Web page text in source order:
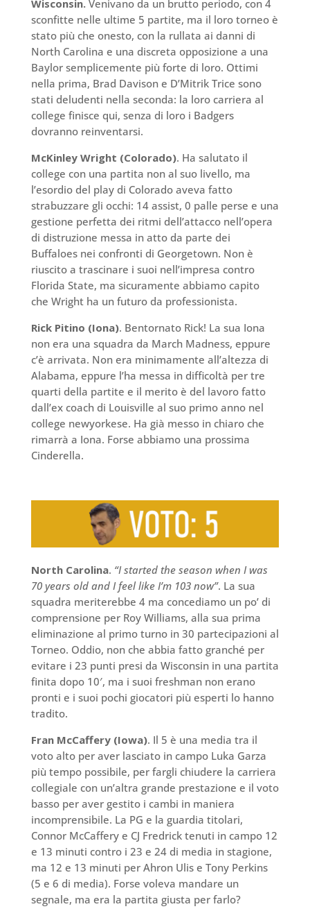
Wisconsin.Venivano da un brutto periodo, con 4
sconfitte nelle ultime 5 partite, ma il loro torneo è
stato più che onesto, con la rullata ai danni di
North Carolina e una discreta opposizione a una
Baylor semplicemente più forte di loro. Ottimi
nella prima, Brad Davison e D’Mitrik Trice sono
stati deludenti nella seconda: la loro carriera al
college finisce qui, senza di loro i Badgers
dovranno reinventarsi.
McKinley Wright (Colorado). Ha salutato il
college con una partita non al suo livello, ma
l’esordio del play di Colorado aveva fatto
strabuzzare gli occhi: 14 assist, 0 palle perse e una
gestione perfetta dei ritmi dell’attacco nell’opera
di distruzione messa in atto da parte dei
Buffaloes nei confronti di Georgetown. Non è
riuscito a trascinare i suoi nell’impresa contro
Florida State, ma sicuramente abbiamo capito
che Wright ha un futuro da professionista.
Rick Pitino (Iona). Bentornato Rick! La sua Iona
non era una squadra da March Madness, eppure
c’è arrivata. Non era minimamente all’altezza di
Alabama, eppure l’ha messa in difficoltà per tre
quarti della partite e il merito è del lavoro fatto
dall’ex coach di Louisville al suo primo anno nel
college newyorkese. Ha già messo in chiaro che
rimarrà a Iona. Forse abbiamo una prossima
Cinderella.
North Carolina. “I started the season when I was
70 years old and I feel like I’m 103 now”. La sua
squadra meriterebbe 4 ma concediamo un po’ di
comprensione per Roy Williams, alla sua prima
eliminazione al primo turno in 30 partecipazioni al
Torneo. Oddio, non che abbia fatto granché per
evitare i 23 punti presi da Wisconsin in una partita
finita dopo 10′, ma i suoi freshman non erano
pronti e i suoi pochi giocatori più esperti lo hanno
tradito.
Fran McCaffery (Iowa). Il 5 è una media tra il
voto alto per aver lasciato in campo Luka Garza
più tempo possibile, per fargli chiudere la carriera
collegiale con un’altra grande prestazione e il voto
basso per aver gestito i cambi in maniera
incomprensibile. La PG e la guardia titolari,
Connor McCaffery e CJ Fredrick tenuti in campo 12
e 13 minuti contro i 23 e 24 di media in stagione,
ma 12 e 13 minuti per Ahron Ulis e Tony Perkins
(5 e 6 di media). Forse voleva mandare un
segnale, ma era la partita giusta per farlo?